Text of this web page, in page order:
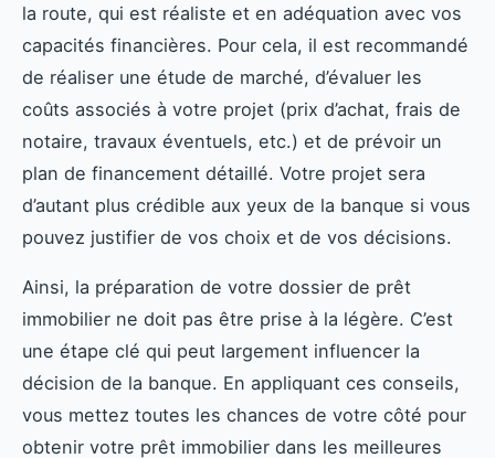
la route, qui est réaliste et en adéquation avec vos
capacités financières. Pour cela, il est recommandé
de réaliser une étude de marché, d’évaluer les
coûts associés à votre projet (prix d’achat, frais de
notaire, travaux éventuels, etc.) et de prévoir un
plan de financement détaillé. Votre projet sera
d’autant plus crédible aux yeux de la banque si vous
pouvez justifier de vos choix et de vos décisions.
Ainsi, la préparation de votre dossier de prêt
immobilier ne doit pas être prise à la légère. C’est
une étape clé qui peut largement influencer la
décision de la banque. En appliquant ces conseils,
vous mettez toutes les chances de votre côté pour
obtenir votre prêt immobilier dans les meilleures